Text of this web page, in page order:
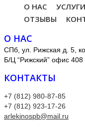
О НАС УСЛУГИ
ОТЗЫВЫ
О НАС
СПб, ул. Рижская д. 5,
Б/Ц “Рижский” офис 408
КОНТАКТЫ
+7 (812) 980-87-85
+7 (812) 923-17-26
arlekinospb@mail.ru